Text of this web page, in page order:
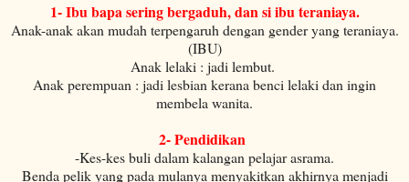
1- Ibu bapa sering bergaduh, dan si ibu teraniaya.
Anak-anak akan mudah terpengaruh dengan gender yang teraniaya.
(IBU)
Anak lelaki : jadi lembut.
Anak perempuan : jadi lesbian kerana benci lelaki dan ingin
membela wanita.
2- Pendidikan
-Kes-kes buli dalam kalangan pelajar asrama.
Benda pelik yang pada mulanya menyakitkan akhirnya menjadi